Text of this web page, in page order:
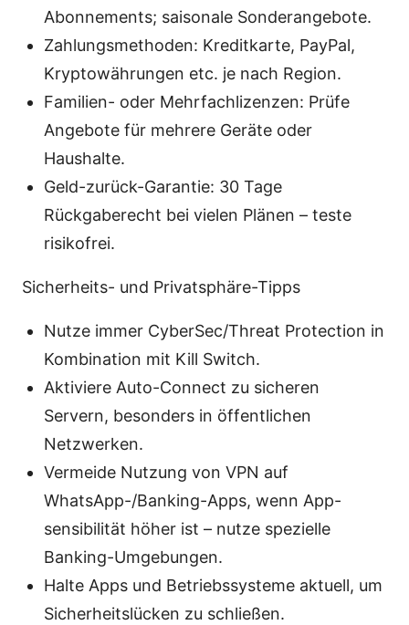
Abonnements; saisonale Sonderangebote.
Zahlungsmethoden: Kreditkarte, PayPal,
Kryptowährungen etc. je nach Region.
Familien- oder Mehrfachlizenzen: Prüfe
Angebote für mehrere Geräte oder
Haushalte.
Geld-zurück-Garantie: 30 Tage
Rückgaberecht bei vielen Plänen – teste
risikofrei.
Sicherheits- und Privatsphäre-Tipps
Nutze immer CyberSec/Threat Protection in
Kombination mit Kill Switch.
Aktiviere Auto-Connect zu sicheren
Servern, besonders in öffentlichen
Netzwerken.
Vermeide Nutzung von VPN auf
WhatsApp-/Banking-Apps, wenn App-
sensibilität höher ist – nutze spezielle
Banking-Umgebungen.
Halte Apps und Betriebssysteme aktuell, um
Sicherheitslücken zu schließen.